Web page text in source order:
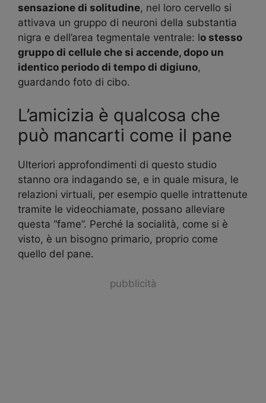
sensazione di solitudine, nel loro cervello si
attivava un gruppo di neuroni della substantia
nigra e dell’area tegmentale ventrale: lo stesso
gruppo di cellule che si accende, dopo un
identico periodo di tempo di digiuno,
guardando foto di cibo.
L’amicizia è qualcosa che
può mancarti come il pane
Ulteriori approfondimenti di questo studio
stanno ora indagando se, e in quale misura, le
relazioni virtuali, per esempio quelle intrattenute
tramite le videochiamate, possano alleviare
questa “fame”. Perché la socialità, come si è
visto, è un bisogno primario, proprio come
quello del pane.
pubblicità